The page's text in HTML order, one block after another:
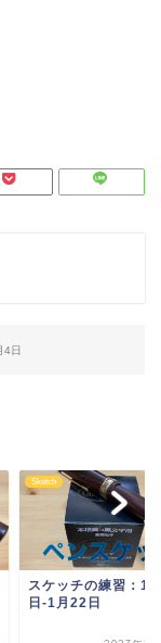
4日
Sketch
スケッチの練習/3月
日-3月16日